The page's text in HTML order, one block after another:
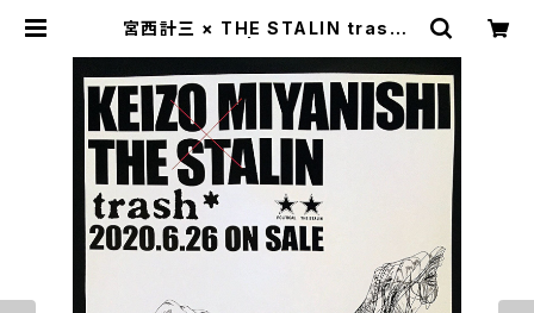
宮西計三 × THE STALIN trash*